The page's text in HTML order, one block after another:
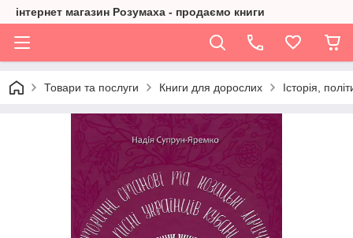
інтернет магазин Розумаха - продаємо книги
Товари та послуги Книги для дорослих Історія,